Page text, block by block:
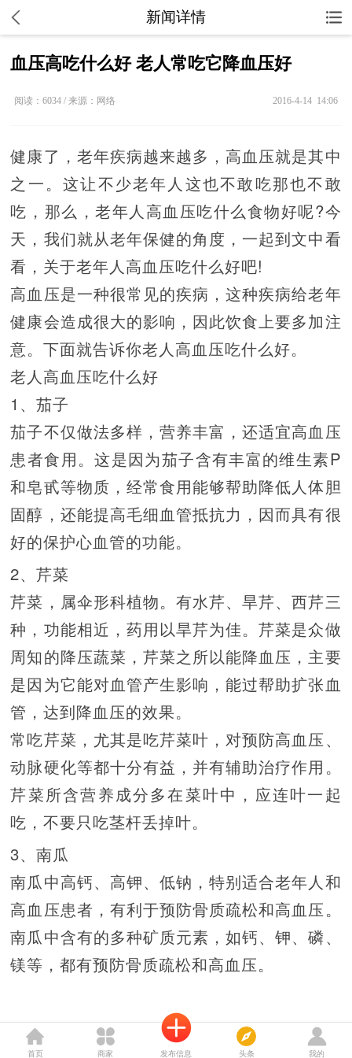
新闻详情
血压高吃什么好 老人常吃它降血压好
阅读：6034 / 来源：网络 2016-4-14 14:06
健康了，老年疾病越来越多，高血压就是其中
之一。这让不少老年人这也不敢吃那也不敢
吃，那么，老年人高血压吃什么食物好呢?今
天，我们就从老年保健的角度，一起到文中看
看，关于老年人高血压吃什么好吧!
高血压是一种很常见的疾病，这种疾病给老年
健康会造成很大的影响，因此饮食上要多加注
意。下面就告诉你老人高血压吃什么好。
老人高血压吃什么好
1、茄子
茄子不仅做法多样，营养丰富，还适宜高血压
患者食用。这是因为茄子含有丰富的维生素P
和皂甙等物质，经常食用能够帮助降低人体胆
固醇，还能提高毛细血管抵抗力，因而具有很
好的保护心血管的功能。
2、芹菜
芹菜，属伞形科植物。有水芹、旱芹、西芹三
种，功能相近，药用以旱芹为佳。芹菜是众做
周知的降压蔬菜，芹菜之所以能降血压，主要
是因为它能对血管产生影响，能过帮助扩张血
管，达到降血压的效果。
常吃芹菜，尤其是吃芹菜叶，对预防高血压、
动脉硬化等都十分有益，并有辅助治疗作用。
芹菜所含营养成分多在菜叶中，应连叶一起
吃，不要只吃茎杆丢掉叶。
3、南瓜
南瓜中高钙、高钾、低钠，特别适合老年人和
高血压患者，有利于预防骨质疏松和高血压。
南瓜中含有的多种矿质元素，如钙、钾、磷、
镁等，都有预防骨质疏松和高血压。
首页 商家 发布信息 头条 我的